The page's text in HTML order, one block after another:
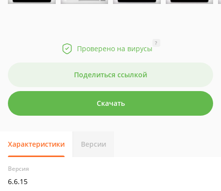
Проверено на вирусы
?
Поделиться ссылкой
Скачать
Характеристики Версии
Версия
6.6.15